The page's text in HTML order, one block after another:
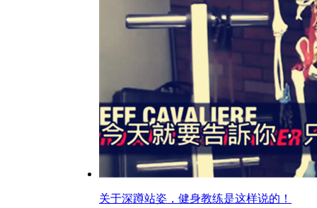
关于深蹲站姿，健身教练是这样说的！